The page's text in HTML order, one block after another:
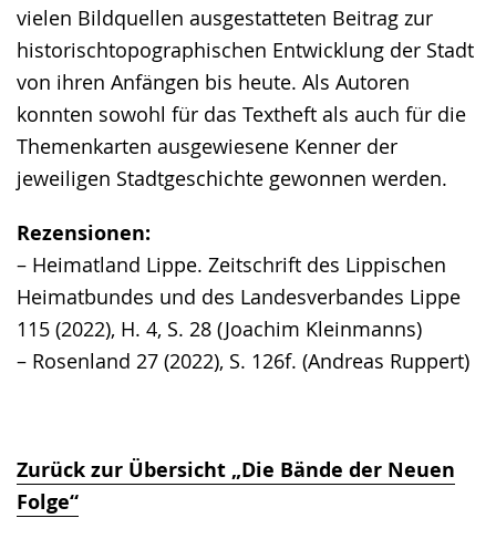
vielen Bildquellen ausgestatteten Beitrag zur
historischtopographischen Entwicklung der Stadt
von ihren Anfängen bis heute. Als Autoren
konnten sowohl für das Textheft als auch für die
Themenkarten ausgewiesene Kenner der
jeweiligen Stadtgeschichte gewonnen werden.
Rezensionen:
– Heimatland Lippe. Zeitschrift des Lippischen
Heimatbundes und des Landesverbandes Lippe
115 (2022), H. 4, S. 28 (Joachim Kleinmanns)
– Rosenland 27 (2022), S. 126f. (Andreas Ruppert)
Zurück zur Übersicht „Die Bände der Neuen
Folge“